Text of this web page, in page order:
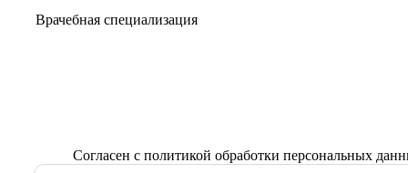
Согласен с политикой обработки персональных